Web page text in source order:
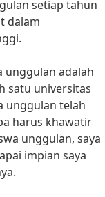
setiap tahun
dalam
unggulan adalah
satu universitas
unggulan telah
harus khawatir
unggulan, saya
impian saya